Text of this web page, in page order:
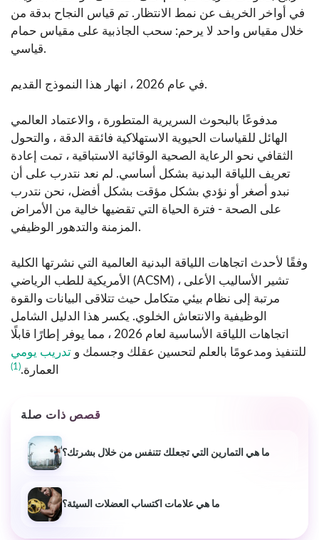
في أواخر الخريف عن نمط الانتظار. تم قياس النجاح بدقة من
خلال مقياس واحد لا يرحم: سحب الجاذبية على مقياس حمام
قياسي.
في عام 2026 ، انهار هذا النموذج القديم.
مدفوعًا بالبحوث السريرية المتطورة ، والاعتماد العالمي
الهائل للقياسات الحيوية الاستهلاكية فائقة الدقة ، والتحول
الثقافي نحو الرعاية الصحية الوقائية الاستباقية ، تمت إعادة
تعريف اللياقة البدنية بشكل أساسي. لم نعد نتدرب على أن
نبدو أصغر أو نؤدي بشكل مؤقت بشكل أفضل، نحن نتدرب
على الصحة - فترة الحياة التي تقضيها خالية من الأمراض
المزمنة والتدهور الوظيفي.
وفقًا لأحدث اتجاهات اللياقة البدنية العالمية التي نشرتها الكلية
الأمريكية للطب الرياضي (ACSM) ، تشير الأساليب الأعلى
مرتبة إلى نظام بيئي متكامل حيث تتلاقى البيانات والقوة
الوظيفية والانتعاش الخلوي. يكسر هذا الدليل الشامل
اتجاهات اللياقة الأساسية لعام 2026 ، مما يوفر إطارًا قابلًا
للتنفيذ ومدعومًا بالعلم لتحسين عقلك وجسمك و تدريب يومي
العمارة.(1)
قصص ذات صلة
ما هي التمارين التي تجعلك تتنفس من خلال بشرتك؟
ما هي علامات اكتساب العضلات السيئة؟